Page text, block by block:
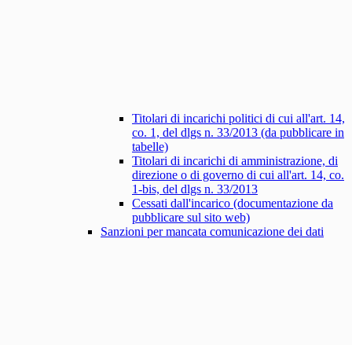
Titolari di incarichi politici di cui all'art. 14,
co. 1, del dlgs n. 33/2013 (da pubblicare in
tabelle)
Titolari di incarichi di amministrazione, di
direzione o di governo di cui all'art. 14, co.
1-bis, del dlgs n. 33/2013
Cessati dall'incarico (documentazione da
pubblicare sul sito web)
Sanzioni per mancata comunicazione dei dati